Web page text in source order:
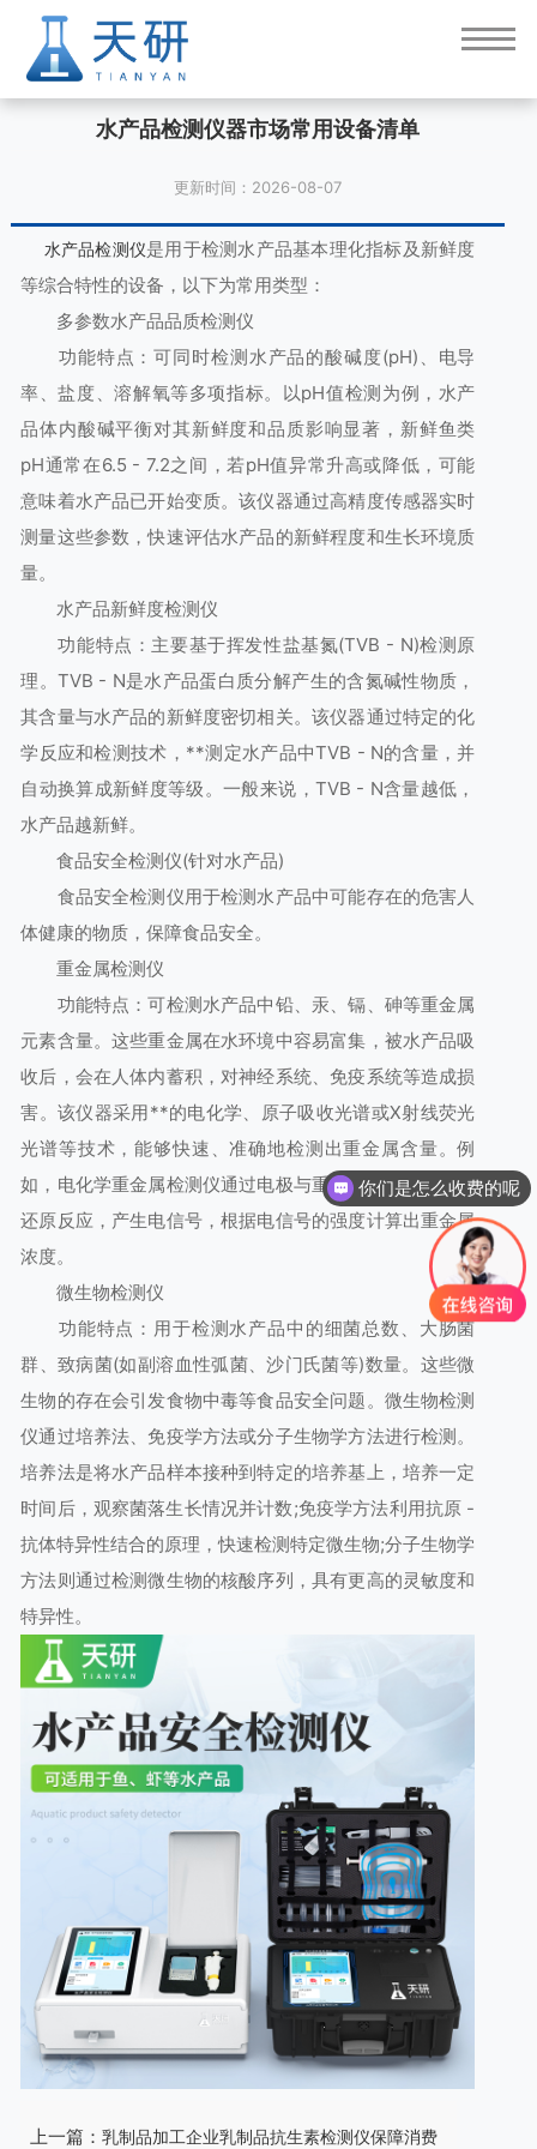
水产品检测仪器市场常用设备清单
更新时间：2026-08-07
水产品检测仪是用于检测水产品基本理化指标及新鲜度
等综合特性的设备，以下为常用类型：
多参数水产品品质检测仪
功能特点：可同时检测水产品的酸碱度(pH)、电导
率、盐度、溶解氧等多项指标。以pH值检测为例，水产
品体内酸碱平衡对其新鲜度和品质影响显著，新鲜鱼类
pH通常在6.5 - 7.2之间，若pH值异常升高或降低，可能
意味着水产品已开始变质。该仪器通过高精度传感器实时
测量这些参数，快速评估水产品的新鲜程度和生长环境质
量。
水产品新鲜度检测仪
功能特点：主要基于挥发性盐基氮(TVB - N)检测原
理。TVB - N是水产品蛋白质分解产生的含氮碱性物质，
其含量与水产品的新鲜度密切相关。该仪器通过特定的化
学反应和检测技术，**测定水产品中TVB - N的含量，并
自动换算成新鲜度等级。一般来说，TVB - N含量越低，
水产品越新鲜。
食品安全检测仪(针对水产品)
食品安全检测仪用于检测水产品中可能存在的危害人
体健康的物质，保障食品安全。
重金属检测仪
功能特点：可检测水产品中铅、汞、镉、砷等重金属
元素含量。这些重金属在水环境中容易富集，被水产品吸
收后，会在人体内蓄积，对神经系统、免疫系统等造成损
害。该仪器采用**的电化学、原子吸收光谱或X射线荧光
光谱等技术，能够快速、准确地检测出重金属含量。例
如，电化学重金属检测仪通过电极与重金属离子发生氧化
还原反应，产生电信号，根据电信号的强度计算出重金属
浓度。
微生物检测仪
功能特点：用于检测水产品中的细菌总数、大肠菌
群、致病菌(如副溶血性弧菌、沙门氏菌等)数量。这些微
生物的存在会引发食物中毒等食品安全问题。微生物检测
仪通过培养法、免疫学方法或分子生物学方法进行检测。
培养法是将水产品样本接种到特定的培养基上，培养一定
时间后，观察菌落生长情况并计数;免疫学方法利用抗原 -
抗体特异性结合的原理，快速检测特定微生物;分子生物学
方法则通过检测微生物的核酸序列，具有更高的灵敏度和
特异性。
上一篇： 乳制品加工企业乳制品抗生素检测仪保障消费
你们是怎么收费的呢